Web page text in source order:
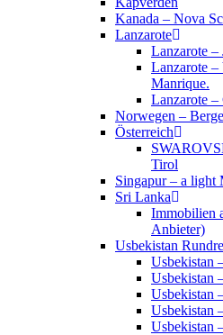
Kanada – Nova
Lanzarote
Lanzarote –
Lanzarote –
Manrique.
Lanzarote –
Norwegen –
Österreich
Tirol
Singapur – a light
Sri Lanka
Immobilien
Anbieter)
Usbekistan
Usbekistan
Usbekistan
Usbekistan
Usbekistan
Usbekistan